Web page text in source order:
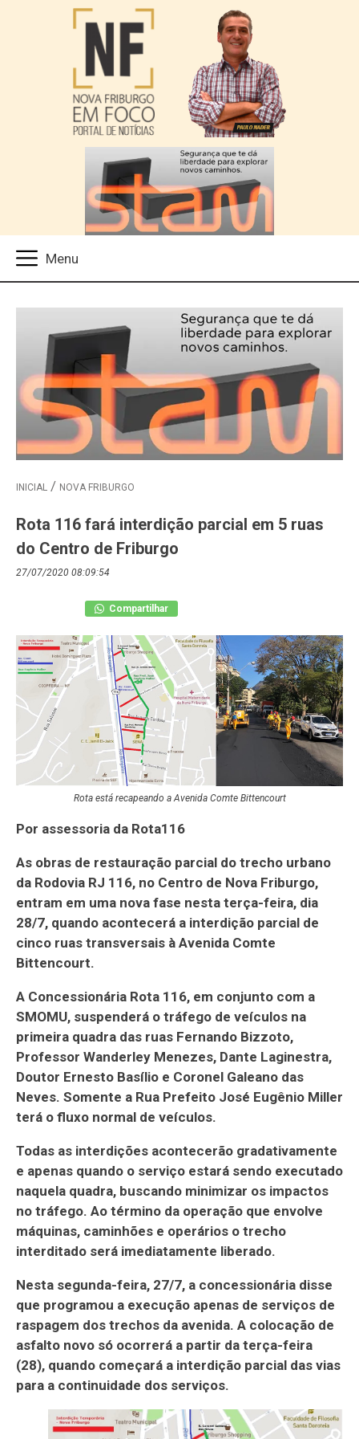
INICIAL NOVA FRIBURGO
Rota 116 fará interdição parcial em 5 ruas
do Centro de Friburgo
27/07/2020 08:09:54
Compartilhar
Rota está recapeando a Avenida Comte Bittencourt
Por assessoria da Rota116
As obras de restauração parcial do trecho urbano
da Rodovia RJ 116, no Centro de Nova Friburgo,
entram em uma nova fase nesta terça-feira, dia
28/7, quando acontecerá a interdição parcial de
cinco ruas transversais à Avenida Comte
Bittencourt.
A Concessionária Rota 116, em conjunto com a
SMOMU, suspenderá o tráfego de veículos na
primeira quadra das ruas Fernando Bizzoto,
Professor Wanderley Menezes, Dante Laginestra,
Doutor Ernesto Basílio e Coronel Galeano das
Neves. Somente a Rua Prefeito José Eugênio Miller
terá o fluxo normal de veículos.
Todas as interdições acontecerão gradativamente
e apenas quando o serviço estará sendo executado
naquela quadra, buscando minimizar os impactos
no tráfego. Ao término da operação que envolve
máquinas, caminhões e operários o trecho
interditado será imediatamente liberado.
Nesta segunda-feira, 27/7, a concessionária disse
que programou a execução apenas de serviços de
raspagem dos trechos da avenida. A colocação de
asfalto novo só ocorrerá a partir da terça-feira
(28), quando começará a interdição parcial das vias
para a continuidade dos serviços.